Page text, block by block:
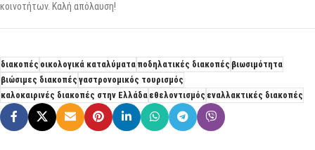
κοινοτήτων. Καλή απόλαυση!
διακοπές οικολογικά καταλύματαποδηλατικές διακοπές βιωσιμότητα
βιώσιμες διακοπές γαστρονομικός τουρισμός
καλοκαιρινές διακοπές στην Ελλάδαεθελοντισμός εναλλακτικές διακοπές